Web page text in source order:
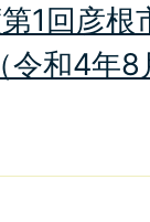
1回彦根
令和4年